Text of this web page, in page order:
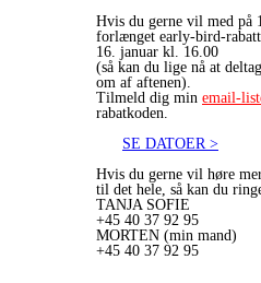
Hvis du gerne vil med på
forlænget early-bird-
16. januar kl. 16.00
(så kan du lige nå at
om af aftenen).
Tilmeld dig min email-
rabatkoden.
SE DATOER >
Hvis du gerne vil høre
til det hele, så kan du
TANJA SOFIE
+45 40 37 92 95
MORTEN (min mand)
+45 40 37 92 95